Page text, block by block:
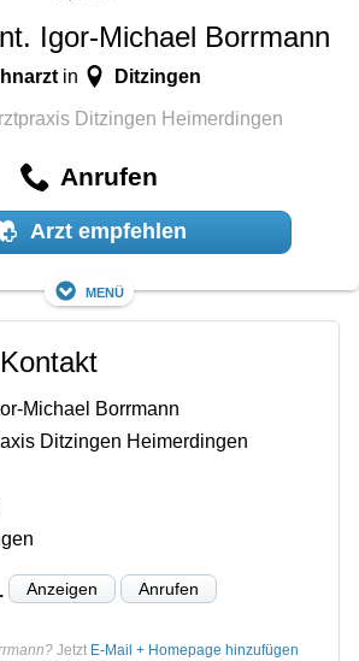
Igor-Michael Borrmann
in Ditzingen
Ditzingen Heimerdingen
Anrufen
Arzt empfehlen
Menü
Michael Borrmann
Ditzingen Heimerdingen
Anzeigen Anrufen
Jetzt E-Mail + Homepage hinzufügen